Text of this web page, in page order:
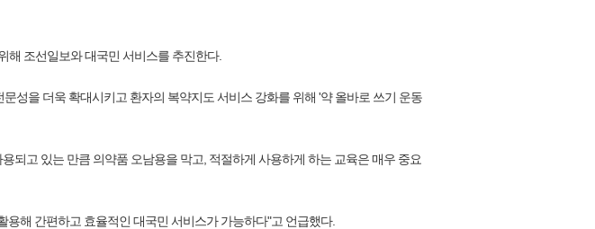
해 조선일보와 대국민 서비스를 추진한다.
성을 더욱 확대시키고 환자의 복약지도 서비스 강화를 위해 '약 올바로 쓰기 운동
되고 있는 만큼 의약품 오남용을 막고, 적절하게 사용하게 하는 교육은 매우 중요
해 간편하고 효율적인 대국민 서비스가 가능하다"고 언급했다.